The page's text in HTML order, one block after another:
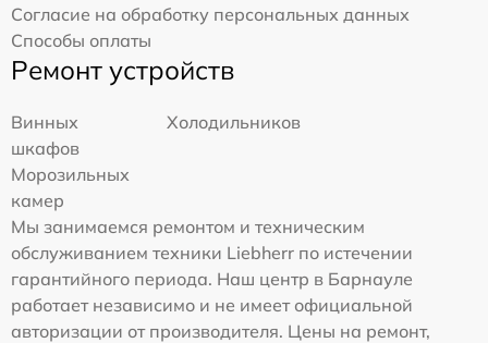
Согласие на обработку персональных данных
Способы оплаты
Ремонт устройств
Винных
шкафов
Холодильников
Морозильных
камер
Мы занимаемся ремонтом и техническим
обслуживанием техники Liebherr по истечении
гарантийного периода. Наш центр в Барнауле
работает независимо и не имеет официальной
авторизации от производителя. Цены на ремонт,